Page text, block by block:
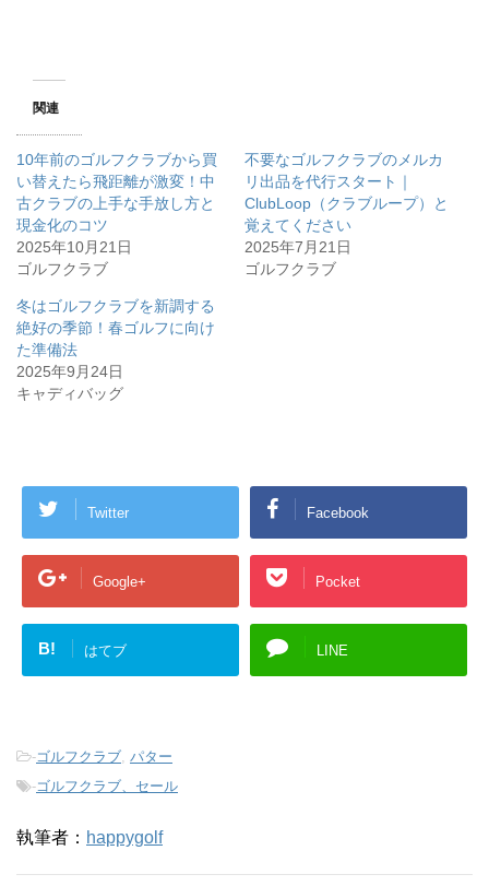
関連
10年前のゴルフクラブから買
い替えたら飛距離が激変！中
古クラブの上手な手放し方と
現金化のコツ
2025年10月21日
ゴルフクラブ
不要なゴルフクラブのメルカ
リ出品を代行スタート｜
ClubLoop（クラブループ）と
覚えてください
2025年7月21日
ゴルフクラブ
冬はゴルフクラブを新調する
絶好の季節！春ゴルフに向け
た準備法
2025年9月24日
キャディバッグ
Twitter Facebook
Google+ Pocket
B! はてブ LINE
-ゴルフクラブ, パター
-ゴルフクラブ、セール
執筆者： happygolf